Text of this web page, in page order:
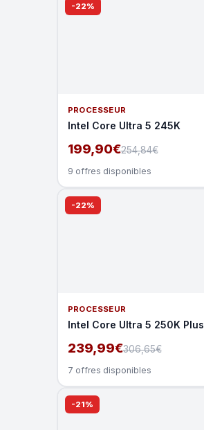
-22%
PROCESSEUR
Intel Core Ultra 5 245K
199,90€254,84€
9 offres disponibles
-22%
PROCESSEUR
Intel Core Ultra 5 250K Plus
239,99€306,65€
7 offres disponibles
-21%